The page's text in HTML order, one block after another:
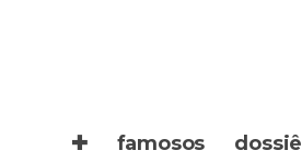
✚ famosos dossiê